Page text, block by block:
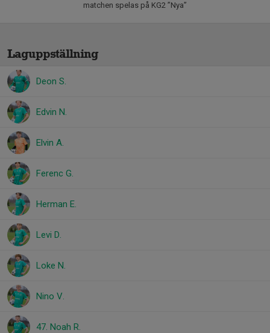
matchen spelas på KG2 ”Nya”
Laguppställning
Deon S.
Edvin N.
Elvin A.
Ferenc G.
Herman E.
Levi D.
Loke N.
Nino V.
47. Noah R.